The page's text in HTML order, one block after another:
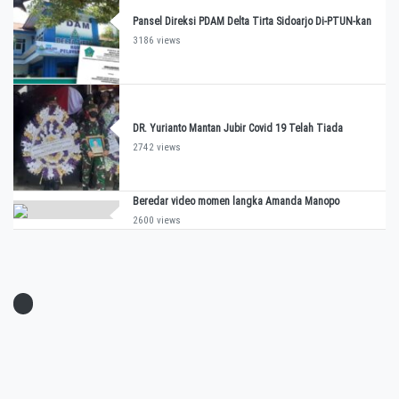
Pansel Direksi PDAM Delta Tirta Sidoarjo Di-PTUN-kan
3186 views
DR. Yurianto Mantan Jubir Covid 19 Telah Tiada
2742 views
Beredar video momen langka Amanda Manopo
2600 views